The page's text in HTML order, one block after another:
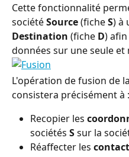
Cette fonctionnalité
société Source (fiche S) à
Destination (fiche D)
données sur une seule et
L'opération de fusion de
consistera précisément à :
Recopier les
sociétés S sur la
Réaffecter les